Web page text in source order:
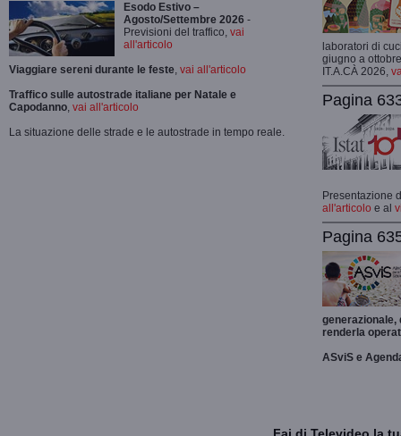
Esodo Estivo –
Agosto/Settembre 2026 -
Previsioni del traffico, vai
all'articolo
Viaggiare sereni durante le feste, vai all'articolo
Traffico sulle autostrade italiane per Natale e
Capodanno, vai all'articolo
La situazione delle strade e le autostrade in tempo reale.
laboratori di
giugno a
IT.A.CÀ 2026,
Pagina
Presentazione
all'articolo e al
Pagina
generazionale,
renderla
ASviS e